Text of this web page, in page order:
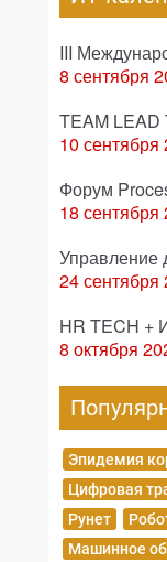
III
8 сентября
TEAM LEAD
10 сентября
Форум
18 сентября
Управление
24 сентября
HR TECH
8 октября
Эпидемия
Цифровая
Рунет
Машинное